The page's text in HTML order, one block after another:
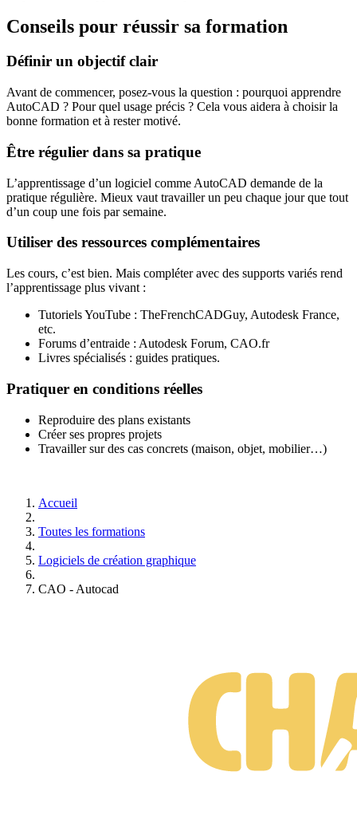
Conseils pour réussir sa formation
Définir un objectif clair
Avant de commencer, posez-vous la question : pourquoi apprendre
AutoCAD ? Pour quel usage précis ? Cela vous aidera à choisir la
bonne formation et à rester motivé.
Être régulier dans sa pratique
L’apprentissage d’un logiciel comme AutoCAD demande de la
pratique régulière. Mieux vaut travailler un peu chaque jour que tout
d’un coup une fois par semaine.
Utiliser des ressources complémentaires
Les cours, c’est bien. Mais compléter avec des supports variés rend
l’apprentissage plus vivant :
Tutoriels YouTube : TheFrenchCADGuy, Autodesk France,
etc.
Forums d’entraide : Autodesk Forum, CAO.fr
Livres spécialisés : guides pratiques.
Pratiquer en conditions réelles
Reproduire des plans existants
Créer ses propres projets
Travailler sur des cas concrets (maison, objet, mobilier…)
Accueil
Toutes les formations
Logiciels de création graphique
CAO - Autocad